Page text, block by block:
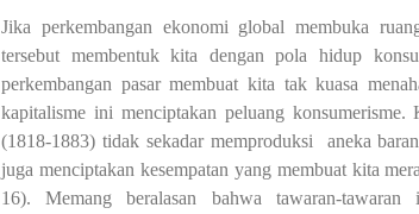
Jika perkembangan ekonomi global membuka
tersebut membentuk kita dengan pola hidup
perkembangan pasar membuat kita tak kuasa
kapitalisme ini menciptakan peluang
(1818-1883) tidak sekadar memproduksi
aneka
juga menciptakan kesempatan yang membuat kita
16). Memang beralasan bahwa tawaran-